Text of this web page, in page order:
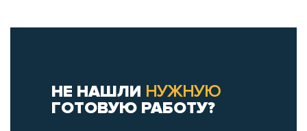
НЕ НАШЛИ НУЖНУЮ
ГОТОВУЮ РАБОТУ?